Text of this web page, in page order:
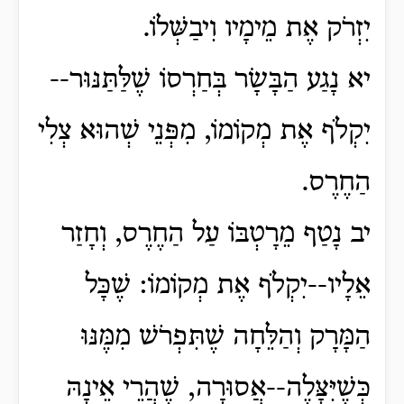
יִזְרֹק אֶת מֵימָיו וִיבַשְּׁלוֹ.
יא נָגַע הַבָּשָׂר בְּחַרְסוֹ שֶׁלַּתַּנּוּר--
יִקְלֹף אֶת מְקוֹמוֹ, מִפְּנֵי שְׁהוּא צְלִי
הַחֶרֶס.
יב נָטַף מֵרָטְבּוֹ עַל הַחֶרֶס, וְחָזַר
אֵלָיו--יִקְלֹף אֶת מְקוֹמוֹ: שֶׁכָּל
הַמָּרָק וְהַלֵּחָה שֶׁתִּפְרֹשׁ מִמֶּנּוּ
כְּשֶׁיִּצָּלֶה--אֲסוּרָה, שֶׁהֲרֵי אֵינָהּ